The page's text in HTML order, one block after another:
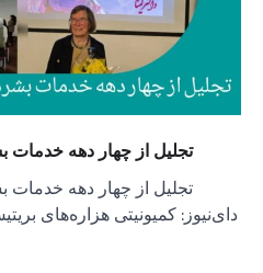
تجلیل از چهار دهه خدمات
تجلیل از چهار دهه خدمات
دای‌نیوز: کمیونیتی هزاره‌های